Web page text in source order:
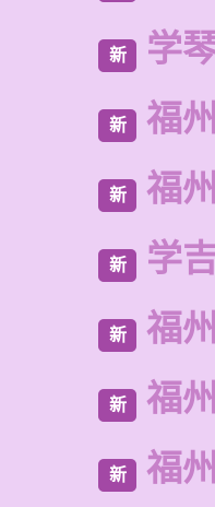
新 学
新 福
新 福
新 学
新 福
新 福
新 福